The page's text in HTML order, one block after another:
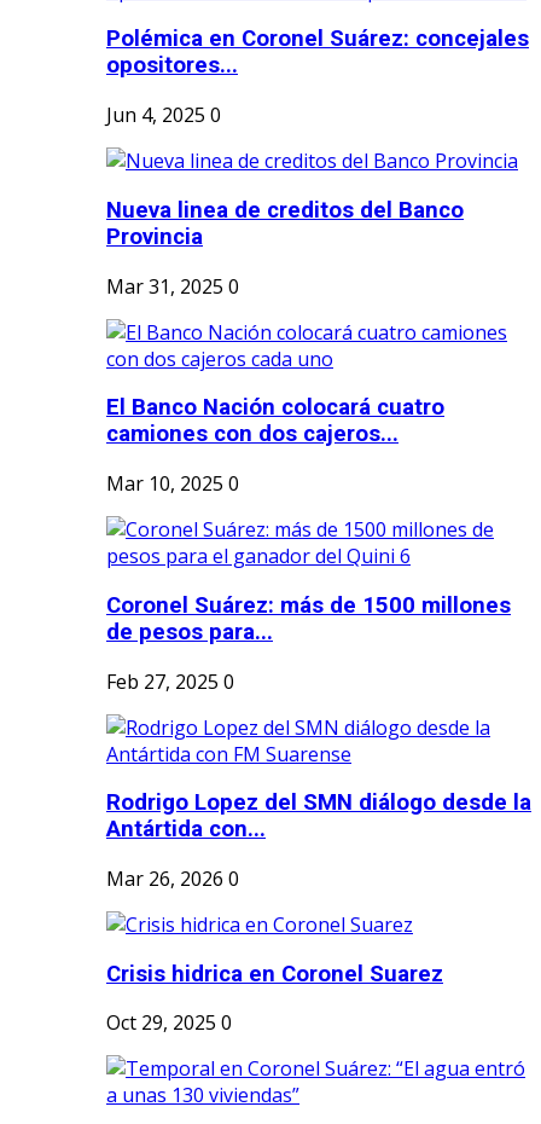
Polémica en Coronel Suárez: concejales
opositores...
Jun 4, 2025 0
Nueva linea de creditos del Banco
Provincia
Mar 31, 2025 0
El Banco Nación colocará cuatro
camiones con dos cajeros...
Mar 10, 2025 0
Coronel Suárez: más de 1500 millones
de pesos para...
Feb 27, 2025 0
Rodrigo Lopez del SMN diálogo desde la
Antártida con...
Mar 26, 2026 0
Crisis hidrica en Coronel Suarez
Oct 29, 2025 0